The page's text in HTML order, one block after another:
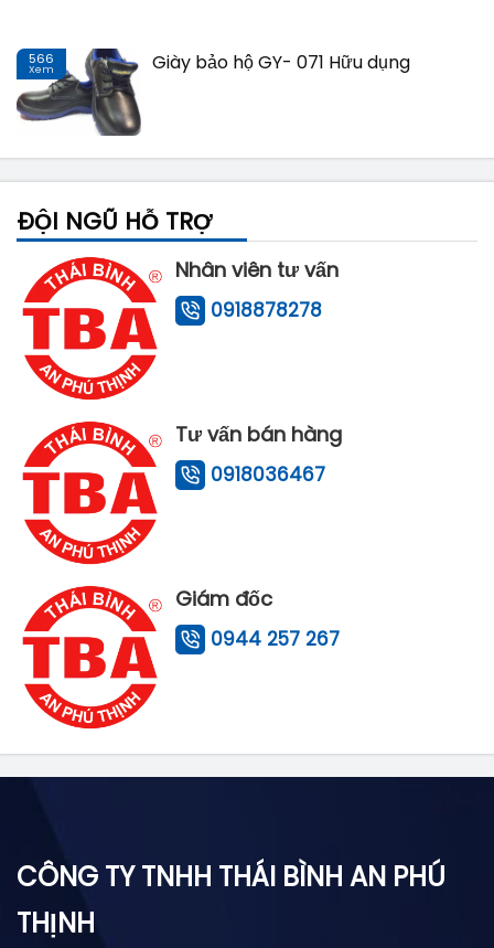
566
Xem Giày bảo hộ GY- 071 Hữu dụng
ĐỘI NGŨ HỖ TRỢ
Nhân viên tư vấn
0918878278
Tư vấn bán hàng
0918036467
Giám đốc
0944 257 267
CÔNG TY TNHH THÁI BÌNH AN PHÚ
THỊNH